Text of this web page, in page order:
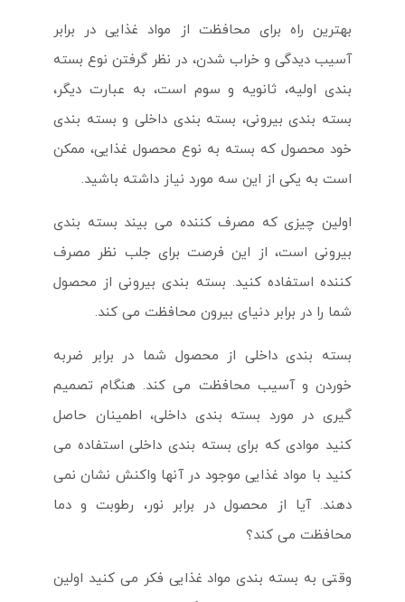
بهترین راه برای محافظت از مواد غذایی در برابر
آسیب دیدگی و خراب شدن، در نظر گرفتن نوع بسته
بندی اولیه، ثانویه و سوم است، به عبارت دیگر،
بسته بندی بیرونی، بسته بندی داخلی و بسته بندی
خود محصول که بسته به نوع محصول غذایی، ممکن
است به یکی از این سه مورد نیاز داشته باشید.
اولین چیزی که مصرف کننده می بیند بسته بندی
بیرونی است، از این فرصت برای جلب نظر مصرف
کننده استفاده کنید. بسته بندی بیرونی از محصول
شما را در برابر دنیای بیرون محافظت می کند.
بسته بندی داخلی از محصول شما در برابر ضربه
خوردن و آسیب محافظت می کند. هنگام تصمیم
گیری در مورد بسته بندی داخلی، اطمینان حاصل
کنید موادی که برای بسته بندی داخلی استفاده می
کنید با مواد غذایی موجود در آنها واکنش نشان نمی
دهند. آیا از محصول در برابر نور، رطوبت و دما
محافظت می کند؟
وقتی به بسته بندی مواد غذایی فکر می کنید اولین